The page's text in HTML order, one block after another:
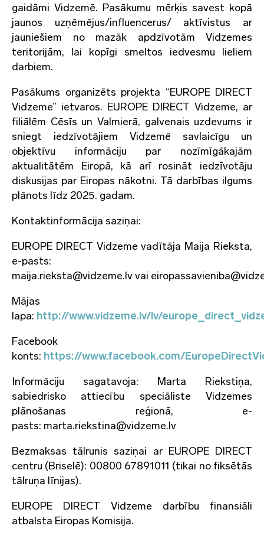
gaidāmi Vidzemē. Pasākumu mērķis savest kopā
jaunos uzņēmējus/influencerus/ aktīvistus ar
jauniešiem no mazāk apdzīvotām Vidzemes
teritorijām, lai kopīgi smeltos iedvesmu lieliem
darbiem.
Pasākums organizēts projekta “EUROPE DIRECT
Vidzeme” ietvaros. EUROPE DIRECT Vidzeme, ar
filiālēm Cēsīs un Valmierā, galvenais uzdevums ir
sniegt iedzīvotājiem Vidzemē savlaicīgu un
objektīvu informāciju par nozīmīgākajām
aktualitātēm Eiropā, kā arī rosināt iedzīvotāju
diskusijas par Eiropas nākotni. Tā darbības ilgums
plānots līdz 2025. gadam.
Kontaktinformācija saziņai:
EUROPE DIRECT Vidzeme vadītāja Maija Rieksta,
e-pasts:
maija.rieksta@vidzeme.lv vai
Mājas
lapa: http://www.vidzeme.lv/lv/
Facebook
konts: https://www.facebook.com/
Informāciju sagatavoja: Marta Riekstiņa,
sabiedrisko attiecību speciāliste Vidzemes
plānošanas reģionā, e-
pasts: marta.riekstina@vidzeme.lv
Bezmaksas tālrunis saziņai ar EUROPE DIRECT
centru (Briselē): 00800 67891011 (tikai no fiksētās
tālruņa līnijas).
EUROPE DIRECT Vidzeme darbību finansiāli
atbalsta Eiropas Komisija.